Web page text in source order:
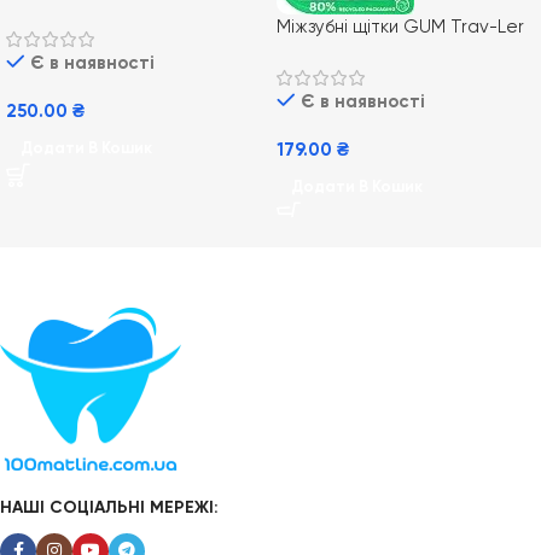
blister
Є в наявності
250.00 ₴
Міжзубні щітки GUM Trav-Ler
очищення та догляду за
яснами 4шт
Є в наявності
179.00 ₴
НАШІ СОЦІАЛЬНІ МЕРЕЖІ: